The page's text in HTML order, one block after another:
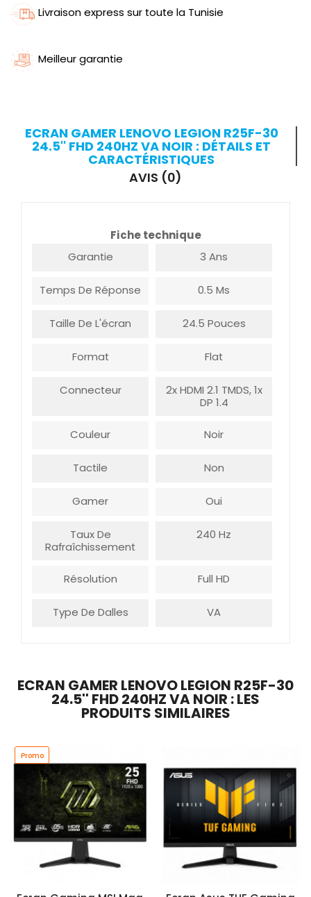
Livraison express sur toute la Tunisie
Meilleur garantie
ECRAN GAMER LENOVO LEGION R25F-30
24.5'' FHD 240HZ VA NOIR : DÉTAILS ET
CARACTÉRISTIQUES
AVIS (0)
Fiche technique
Garantie
3 Ans
Temps De Réponse 0.5 Ms
Taille De L'écran 24.5 Pouces
Format Flat
Connecteur
2x HDMI 2.1 TMDS, 1x
DP 1.4
Couleur Noir
Tactile Non
Gamer Oui
Taux De
Rafraîchissement
240 Hz
Résolution Full HD
Type De Dalles VA
ECRAN GAMER LENOVO LEGION R25F-30
24.5'' FHD 240HZ VA NOIR : LES
PRODUITS SIMILAIRES
Promo